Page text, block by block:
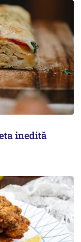
inedită